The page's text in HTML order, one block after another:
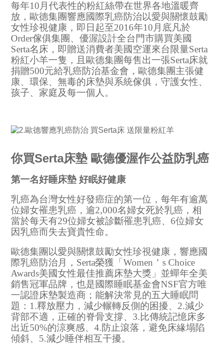
每年10月代表性的粉紅絲帶在世界各地溫暖齊
放，歐德集團響應國際乳癌防治以愛與關懷鼓勵
女性珍視健康，即日起至2016年10月底凡於
Order傢俱集團、優渥設計全台門市購買美國
Serta名床，即贈送消費者美國空運來台限量Serta
粉紅小羊一隻，且歐德集團每售出一張Serta床就
捐贈500元給乳癌防治基金會，歐德集團主張健
康、環保、無毒的床墊與系統傢俱，守護女性、
孩子、家庭及每一個人。
你買Serta床墊 歐德優渥作公益防乳癌
第一名好睡床墊 好眠好健康
乳癌為台灣女性好發癌症的第一位，每年有逾萬
位婦女罹患乳癌，逾2,000名婦女死於乳癌，相
當於每天有29位婦女被診斷罹患乳癌、6位婦女
因乳癌而失去寶貴性命。
歐德集團以愛與關懷鼓勵女性珍視健康，響應國
際乳癌防治月，Serta榮獲「Women＇s Choice
Awards美國女性最佳推薦床墊大獎」並蟬年全美
銷售冠軍品牌，也是國際睡眠基金會NSF官方唯
一認證床墊製造商；能解決常見的五大睡眠問
題：1.釋放壓力，減少輾轉反側的困擾、2.減少
背部不適，正確的脊骨支撐、3.比傳統記憶床多
出近50%的涼爽感、4.防止滾落，避免床緣塌陷
傾斜、5.減少睡伴相互干擾。